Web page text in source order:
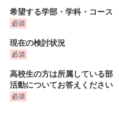
希望する学部・学科・コース
現在の検討状況
高校生の方は所属している部
活動についてお答えください